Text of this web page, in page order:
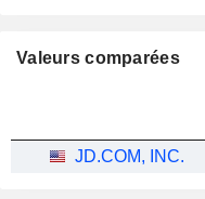
Valeurs comparées
JD.COM, INC.